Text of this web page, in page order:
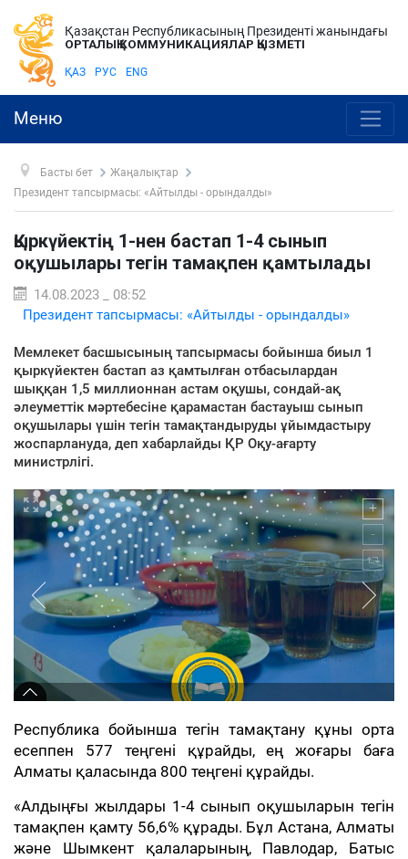
Қазақстан Республикасының Президенті жанындағы
ОРТАЛЫҚ КОММУНИКАЦИЯЛАР ҚЫЗМЕТІ
ҚАЗ РУС ENG
Меню
Басты бет
Жаңалықтар
Президент тапсырмасы: «Айтылды - орындалды»
Қыркүйектің 1-нен бастап 1-4 сынып
оқушылары тегін тамақпен қамтылады
14.08.2023 _ 08:52
Президент тапсырмасы: «Айтылды - орындалды»
Мемлекет басшысының тапсырмасы бойынша биыл 1
қыркүйектен бастап аз қамтылған отбасылардан
шыққан 1,5 миллионнан астам оқушы, сондай-ақ
әлеуметтік мәртебесіне қарамастан бастауыш сынып
оқушылары үшін тегін тамақтандыруды ұйымдастыру
жоспарлануда, деп хабарлайды ҚР Оқу-ағарту
министрлігі.
Республика бойынша тегін тамақтану құны орта
есеппен 577 теңгені құрайды, ең жоғары баға
Алматы қаласында 800 теңгені құрайды.
«Алдыңғы жылдары 1-4 сынып оқушыларын тегін
тамақпен қамту 56,6% құрады. Бұл Астана, Алматы
және Шымкент қалаларының, Павлодар, Батыс